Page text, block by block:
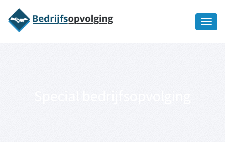
bedrijfsopvolging voor fiscaal
juridisch advies
Ik wil meer informatie